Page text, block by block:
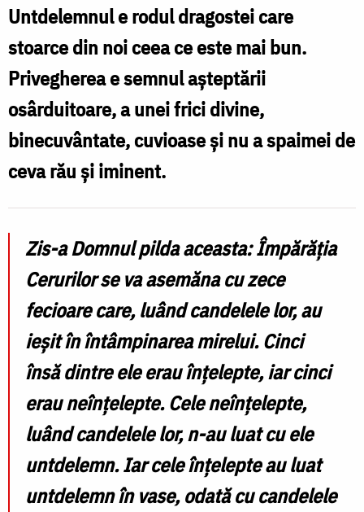
ține
candela
aprinsă
și
timpul
somnului
/
Foto:
Oana
Nechifor
Untdelemnul e rodul dragostei care
stoarce din noi ceea ce este mai bun.
Privegherea e semnul așteptării
osârduitoare, a unei frici divine,
binecuvântate, cuvioase și nu a spaimei de
ceva rău și iminent.
Zis-a Domnul pilda aceasta: Împărăția
Cerurilor se va asemăna cu zece
fecioare care, luând candelele lor, au
ieșit în întâmpinarea mirelui. Cinci
însă dintre ele erau înțelepte, iar cinci
erau neînțelepte. Cele neînțelepte,
luând candelele lor, n-au luat cu ele
untdelemn. Iar cele înțelepte au luat
untdelemn în vase, odată cu candelele